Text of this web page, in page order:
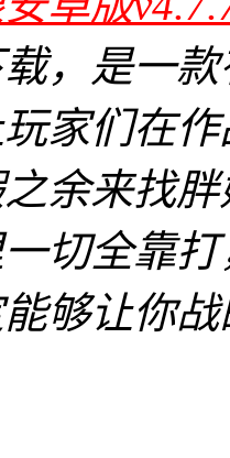
，是一
家们在
余来找
切全靠
够让你